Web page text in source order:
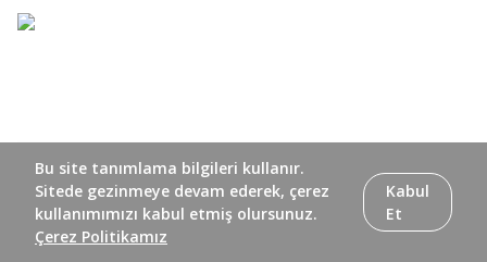
Bu site tanımlama bilgileri kullanır.
Sitede gezinmeye devam ederek, çerez
kullanımımızı kabul etmiş olursunuz.
Çerez Politikamız
Kabul
Et